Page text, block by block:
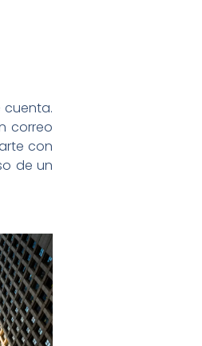
cuenta.
correo
con
de un